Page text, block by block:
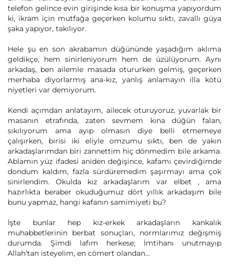
telefon gelince evin girişinde kısa bir konuşma yapıyordum
ki, ikram için mutfağa geçerken kolumu sıktı, zavallı güya
şaka yapıyor, takılıyor.
Hele şu en son akrabamın düğününde yaşadığım aklıma
geldikçe, hem sinirleniyorum hem de üzülüyorum. Aynı
arkadaş, ben ailemle masada otururken gelmiş, geçerken
merhaba diyorlarmış ana-kız, yanlış anlamayın illa kötü
niyetleri var demiyorum.
Kendi açımdan anlatayım, ailecek oturuyoruz, yuvarlak bir
masanın etrafında, zaten sevmem kına düğün falan,
sıkılıyorum ama ayıp olmasın diye belli etmemeye
çalışırken, birisi iki eliyle omzumu sıktı, ben de yakın
arkadaşlarımdan biri zannettim hiç dönmedim bile arkama.
Ablamın yüz ifadesi aniden değişince, kafamı çevirdiğimde
dondum kaldım, fazla sürdüremedim şaşırmayı ama çok
sinirlendim. Okulda kız arkadaşlarım var elbet , ama
hazırlıkta beraber okuduğumuz dört yıllık arkadaşım bile
bunu yapmaz, hangi kafanın samimiyeti bu?
İşte bunlar hep kız-erkek arkadaşların kankalık
muhabbetlerinin berbat sonuçları, normlarımız değişmiş
durumda. Şimdi lafım herkese; İmtihanı unutmayıp
Allah’tan isteyelim, en cömert olandan…